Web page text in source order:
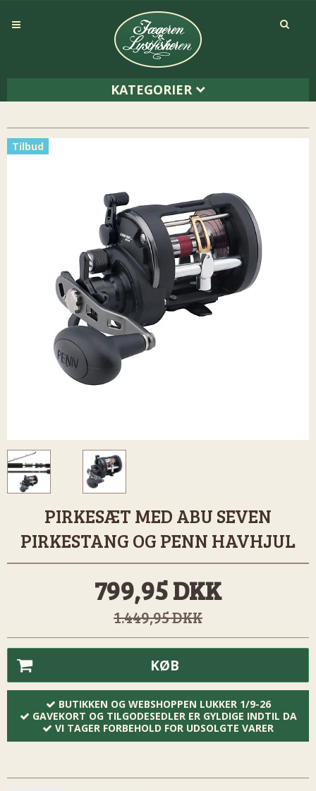
KATEGORIER
Tilbud
PIRKESÆT MED ABU SEVEN
PIRKESTANG OG PENN HAVHJUL
799,95 DKK
1.449,95 DKK
KØB
BUTIKKEN OG WEBSHOPPEN LUKKER 1/9-26
GAVEKORT OG TILGODESEDLER ER GYLDIGE INDTIL DA
VI TAGER FORBEHOLD FOR UDSOLGTE VARER